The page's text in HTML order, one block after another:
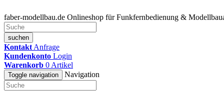
faber-modellbau.de Onlineshop für Funkfernbedienung &
suchen
Kontakt Anfrage
Kundenkonto Login
Warenkorb 0 Artikel
Toggle navigation Navigation